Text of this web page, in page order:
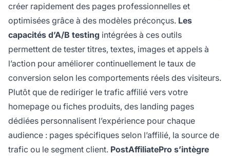
créer rapidement des pages professionnelles et
optimisées grâce à des modèles préconçus. Les
capacités d’A/B testing intégrées à ces outils
permettent de tester titres, textes, images et appels à
l’action pour améliorer continuellement le taux de
conversion selon les comportements réels des visiteurs.
Plutôt que de rediriger le trafic affilié vers votre
homepage ou fiches produits, des landing pages
dédiées personnalisent l’expérience pour chaque
audience : pages spécifiques selon l’affilié, la source de
trafic ou le segment client. PostAffiliatePro s’intègre